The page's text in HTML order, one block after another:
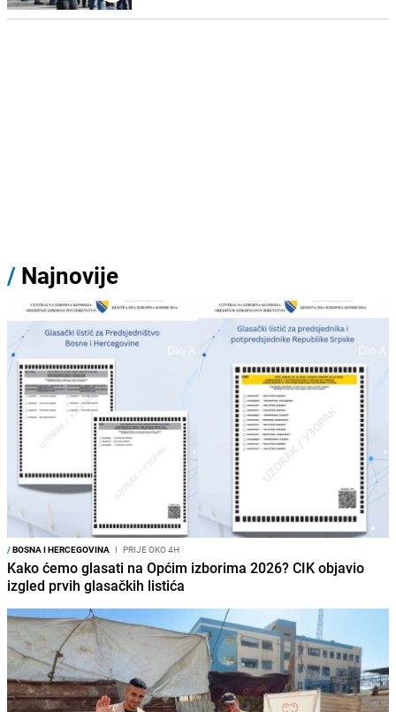
/ Najnovije
/BOSNA I HERCEGOVINA I PRIJE OKO 4H
Kako ćemo glasati na Općim izborima 2026? CIK objavio
izgled prvih glasačkih listića